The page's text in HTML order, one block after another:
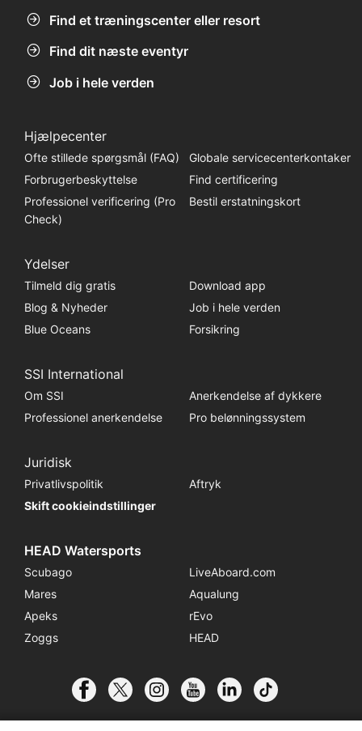
Find et træningscenter eller resort
Find dit næste eventyr
Job i hele verden
Hjælpecenter
Ofte stillede spørgsmål (FAQ)
Globale servicecenterkontaker
Forbrugerbeskyttelse
Find certificering
Professionel verificering (Pro
Check)
Bestil erstatningskort
Ydelser
Tilmeld dig gratis
Download app
Blog & Nyheder
Job i hele verden
Blue Oceans
Forsikring
SSI International
Om SSI
Anerkendelse af dykkere
Professionel anerkendelse
Pro belønningssystem
Juridisk
Privatlivspolitik
Aftryk
Skift cookieindstillinger
HEAD Watersports
Scubago
LiveAboard.com
Mares
Aqualung
Apeks
rEvo
Zoggs
HEAD